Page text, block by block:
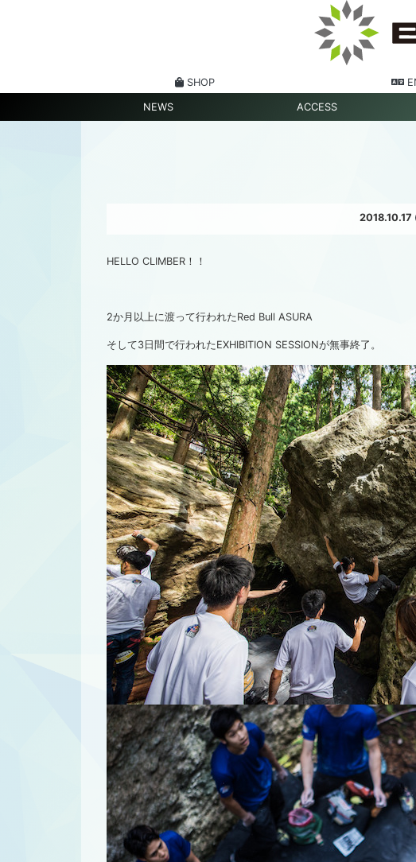
SHOP
NEWS ACCESS
2018.10.17
HELLO CLIMBER！！
2か月以上に渡って行われたRed Bull ASURA
そして3日間で行われたEXHIBITION SESSIONが無事終了。